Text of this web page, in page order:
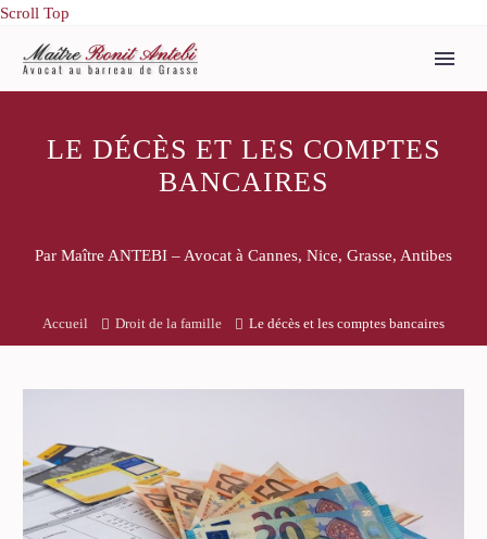
Scroll Top
LE DÉCÈS ET LES COMPTES
BANCAIRES
Par Maître ANTEBI – Avocat à Cannes, Nice, Grasse, Antibes
Accueil Droit de la famille Le décès et les comptes bancaires